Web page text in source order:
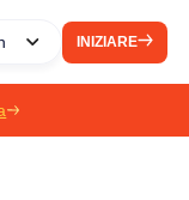
INIZIARE